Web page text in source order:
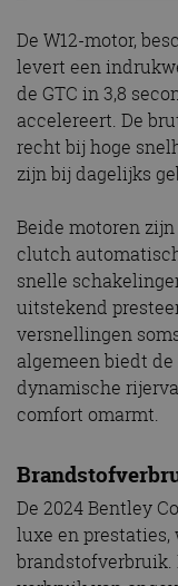
De W12-motor,
levert een
de GTC in 3,8
accelereert. De
recht bij hoge
zijn bij dagelijks
Beide motoren
clutch
snelle
uitstekend
versnellingen
algemeen biedt
dynamische
comfort omarmt.
De 2024 Bentley
luxe en
brandstofverbruik.